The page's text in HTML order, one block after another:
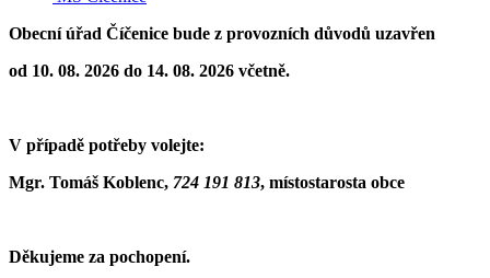
Obecní úřad Číčenice bude z provozních důvodů uzavřen
od 10. 08. 2026 do 14. 08. 2026 včetně.
V případě potřeby volejte:
Mgr. Tomáš Koblenc, 724 191 813, místostarosta obce
Děkujeme za pochopení.